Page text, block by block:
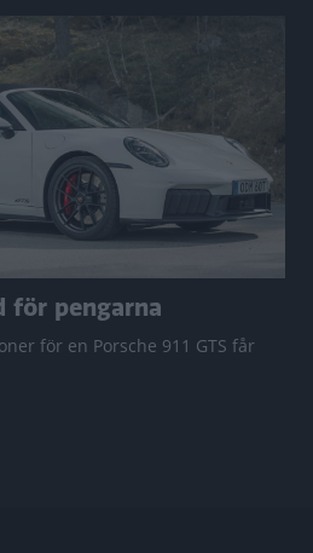
för pengarna
för en Porsche 911 GTS får